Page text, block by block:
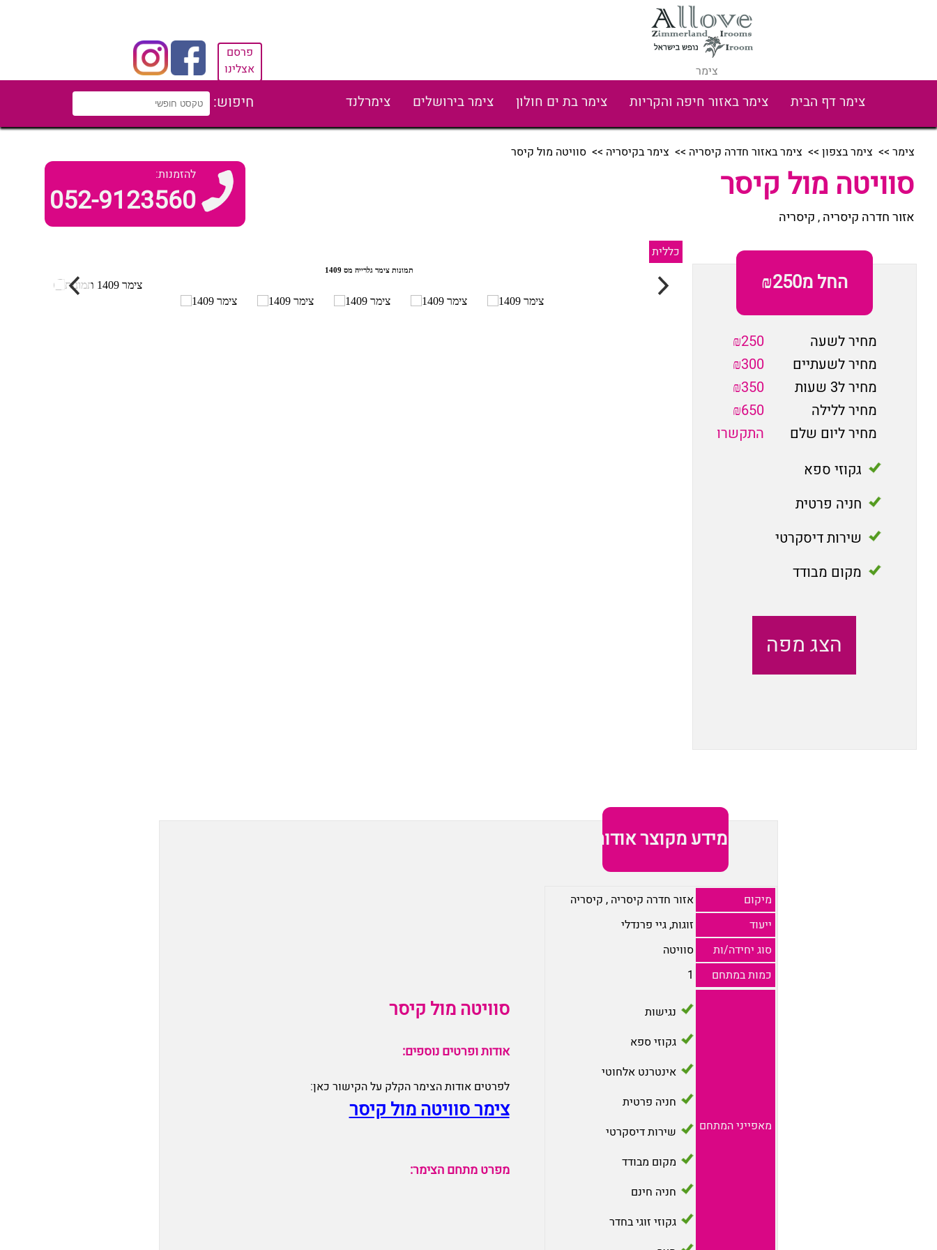
צימר
פרסם
אצלינו
צימר דף הבית צימר באזור חיפה והקריות צימר בת ים חולון צימר בירושלים צימרלנד חיפוש:
צימר >> צימר בצפון >> צימר באזור חדרה קיסריה >> צימר בקיסריה >> סוויטה מול קיסר
סוויטה מול קיסר
אזור חדרה קיסריה , קיסריה
להזמנות:
052-9123560
החל מ₪250
מחיר לשעה
₪250
מחיר לשעתיים
₪300
מחיר ל3 שעות
₪350
מחיר ללילה
₪650
מחיר ליום שלם
התקשרו
גקוזי ספא
חניה פרטית
שירות דיסקרטי
מקום מבודד
הצג מפה
כללית
מידע מקוצר אודות
מיקום אזור חדרה קיסריה , קיסריה
ייעוד
זוגות, גיי פרנדלי
סוג יחידה/ות
סוויטה
כמות במתחם
1
מאפייני המתחם
נגישות
גקוזי ספא
אינטרנט אלחוטי
חניה פרטית
שירות דיסקרטי
מקום מבודד
חניה חינם
גקוזי זוגי בחדר
סוויטה מול קיסר
אודות ופרטים נוספים:
לפרטים אודות הצימר הקלק על הקישור כאן:
צימר סוויטה מול קיסר
מפרט מתחם הצימר: